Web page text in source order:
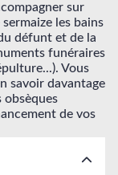
sur
les bains
défunt et de la
funéraires
Vous
savoir davantage
obsèques
de vos